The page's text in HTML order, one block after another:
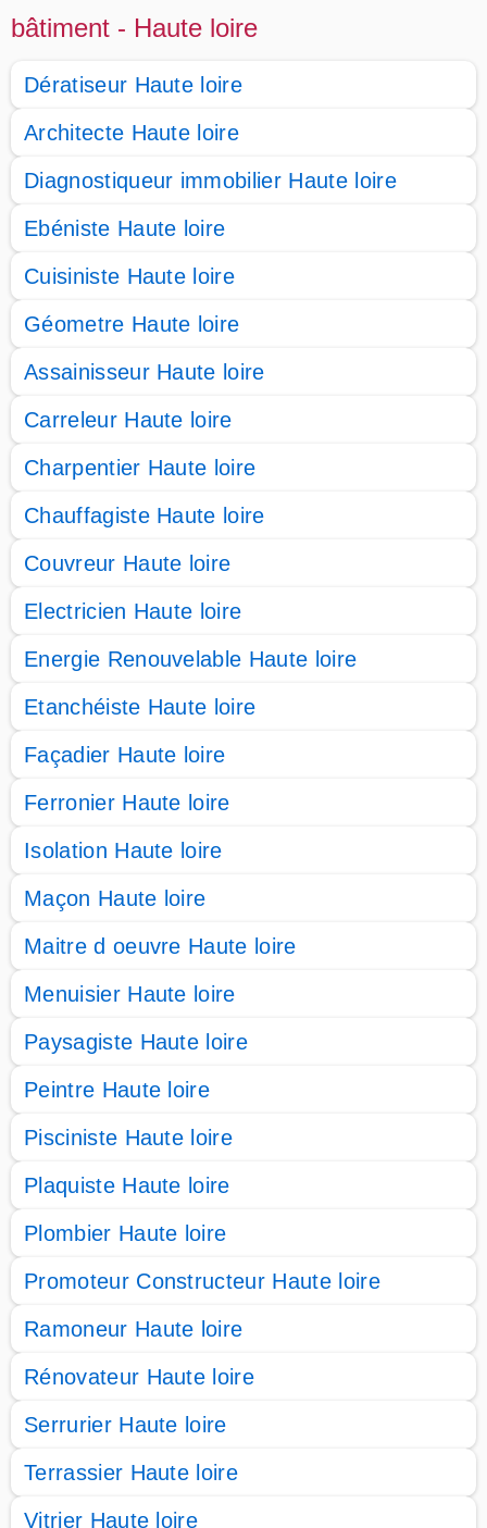
bâtiment - Haute loire
Dératiseur Haute loire
Architecte Haute loire
Diagnostiqueur immobilier Haute loire
Ebéniste Haute loire
Cuisiniste Haute loire
Géometre Haute loire
Assainisseur Haute loire
Carreleur Haute loire
Charpentier Haute loire
Chauffagiste Haute loire
Couvreur Haute loire
Electricien Haute loire
Energie Renouvelable Haute loire
Etanchéiste Haute loire
Façadier Haute loire
Ferronier Haute loire
Isolation Haute loire
Maçon Haute loire
Maitre d oeuvre Haute loire
Menuisier Haute loire
Paysagiste Haute loire
Peintre Haute loire
Pisciniste Haute loire
Plaquiste Haute loire
Plombier Haute loire
Promoteur Constructeur Haute loire
Ramoneur Haute loire
Rénovateur Haute loire
Serrurier Haute loire
Terrassier Haute loire
Vitrier Haute loire